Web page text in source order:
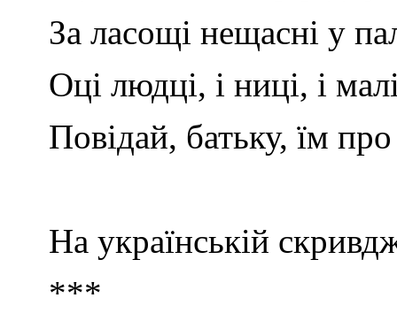
За ласощі нещасні у
Оці людці, і ниці, і
Повідай, батьку, їм
На українській
***